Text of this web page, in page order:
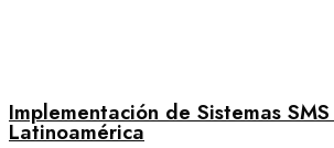
Implementación de Sistemas SMS
Latinoamérica